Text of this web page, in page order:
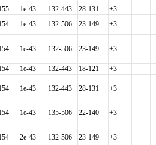
1e-43 132-443 28-131
+3
1e-43 132-506 23-149 +3
1e-43 132-506 23-149 +3
1e-43 132-443 18-121 +3
1e-43 132-443 28-131 +3
1e-43 135-506 22-140 +3
2e-43 132-506 23-149 +3